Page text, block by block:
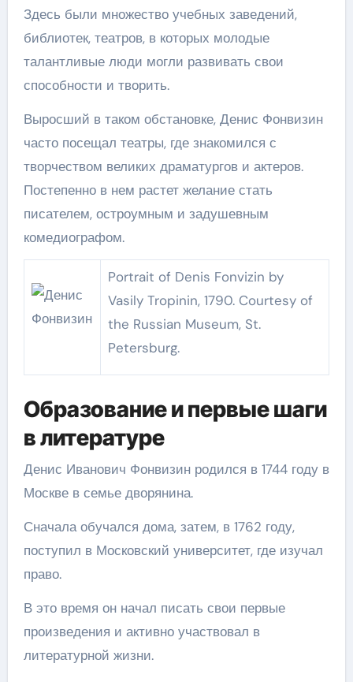
Здесь были множество учебных заведений,
библиотек, театров, в которых молодые
талантливые люди могли развивать свои
способности и творить.
Выросший в таком обстановке, Денис Фонвизин
часто посещал театры, где знакомился с
творчеством великих драматургов и актеров.
Постепенно в нем растет желание стать
писателем, остроумным и задушевным
комедиографом.
Portrait of Denis Fonvizin by
Vasily Tropinin, 1790. Courtesy of
the Russian Museum, St.
Petersburg.
Образование и первые шаги
в литературе
Денис Иванович Фонвизин родился в 1744 году в
Москве в семье дворянина.
Сначала обучался дома, затем, в 1762 году,
поступил в Московский университет, где изучал
право.
В это время он начал писать свои первые
произведения и активно участвовал в
литературной жизни.